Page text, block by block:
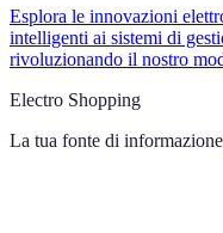
Esplora le innovazioni
intelligenti ai sistemi di
rivoluzionando il nostro
Electro Shopping
La tua fonte di